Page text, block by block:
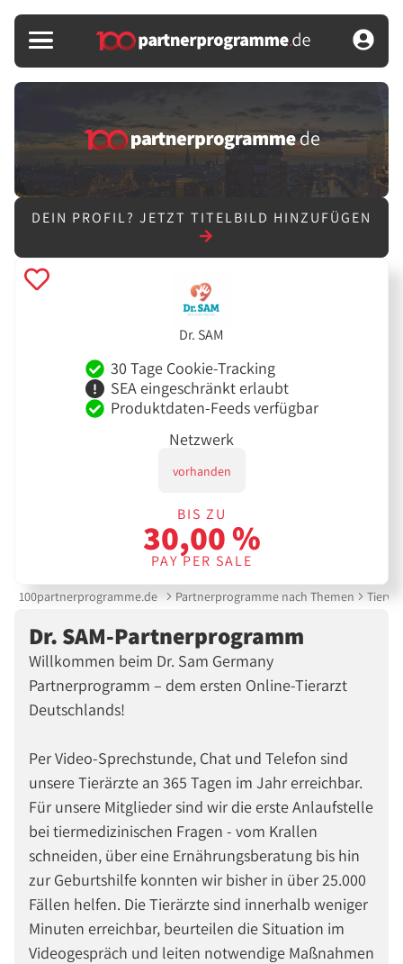
DEIN PROFIL? JETZT TITELBILD HINZUFÜGEN
Dr. SAM
30 Tage Cookie-Tracking
SEA eingeschränkt erlaubt
Produktdaten-Feeds verfügbar
Netzwerk
vorhanden
BIS ZU
30,00 %
PAY PER SALE
100partnerprogramme.de Partnerprogramme nach Themen
Dr. SAM-Partnerprogramm
Willkommen beim Dr. Sam Germany
Partnerprogramm – dem ersten Online-Tierarzt
Deutschlands!
Per Video-Sprechstunde, Chat und Telefon sind
unsere Tierärzte an 365 Tagen im Jahr erreichbar.
Für unsere Mitglieder sind wir die erste Anlaufstelle
bei tiermedizinischen Fragen - vom Krallen
schneiden, über eine Ernährungsberatung bis hin
zur Geburtshilfe konnten wir bisher in über 25.000
Fällen helfen. Die Tierärzte sind innerhalb weniger
Minuten erreichbar, beurteilen die Situation im
Videogespräch und leiten notwendige Maßnahmen